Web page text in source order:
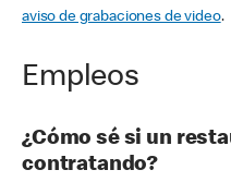
aviso de grabaciones de video.
Empleos
¿Cómo sé si un
contratando?